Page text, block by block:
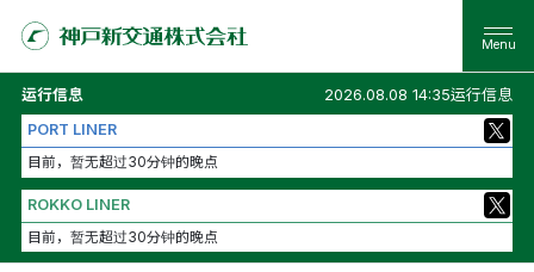
运行信息
2026.08.08 14:35运行信息
PORT LINER
目前，暂无超过30分钟的晚点
ROKKO LINER
目前，暂无超过30分钟的晚点